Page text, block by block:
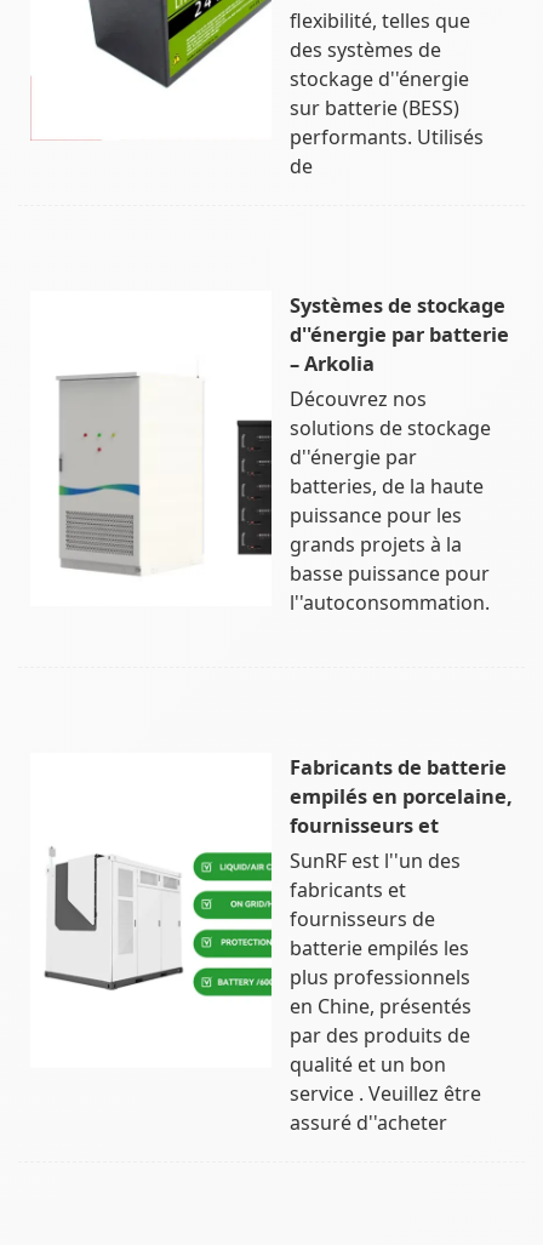
flexibilité, telles que
des systèmes de
stockage d''énergie
sur batterie (BESS)
performants. Utilisés
de
Systèmes de stockage
d''énergie par batterie
– Arkolia
Découvrez nos
solutions de stockage
d''énergie par
batteries, de la haute
puissance pour les
grands projets à la
basse puissance pour
l''autoconsommation.
Fabricants de batterie
empilés en porcelaine,
fournisseurs et
SunRF est l''un des
fabricants et
fournisseurs de
batterie empilés les
plus professionnels
en Chine, présentés
par des produits de
qualité et un bon
service . Veuillez être
assuré d''acheter